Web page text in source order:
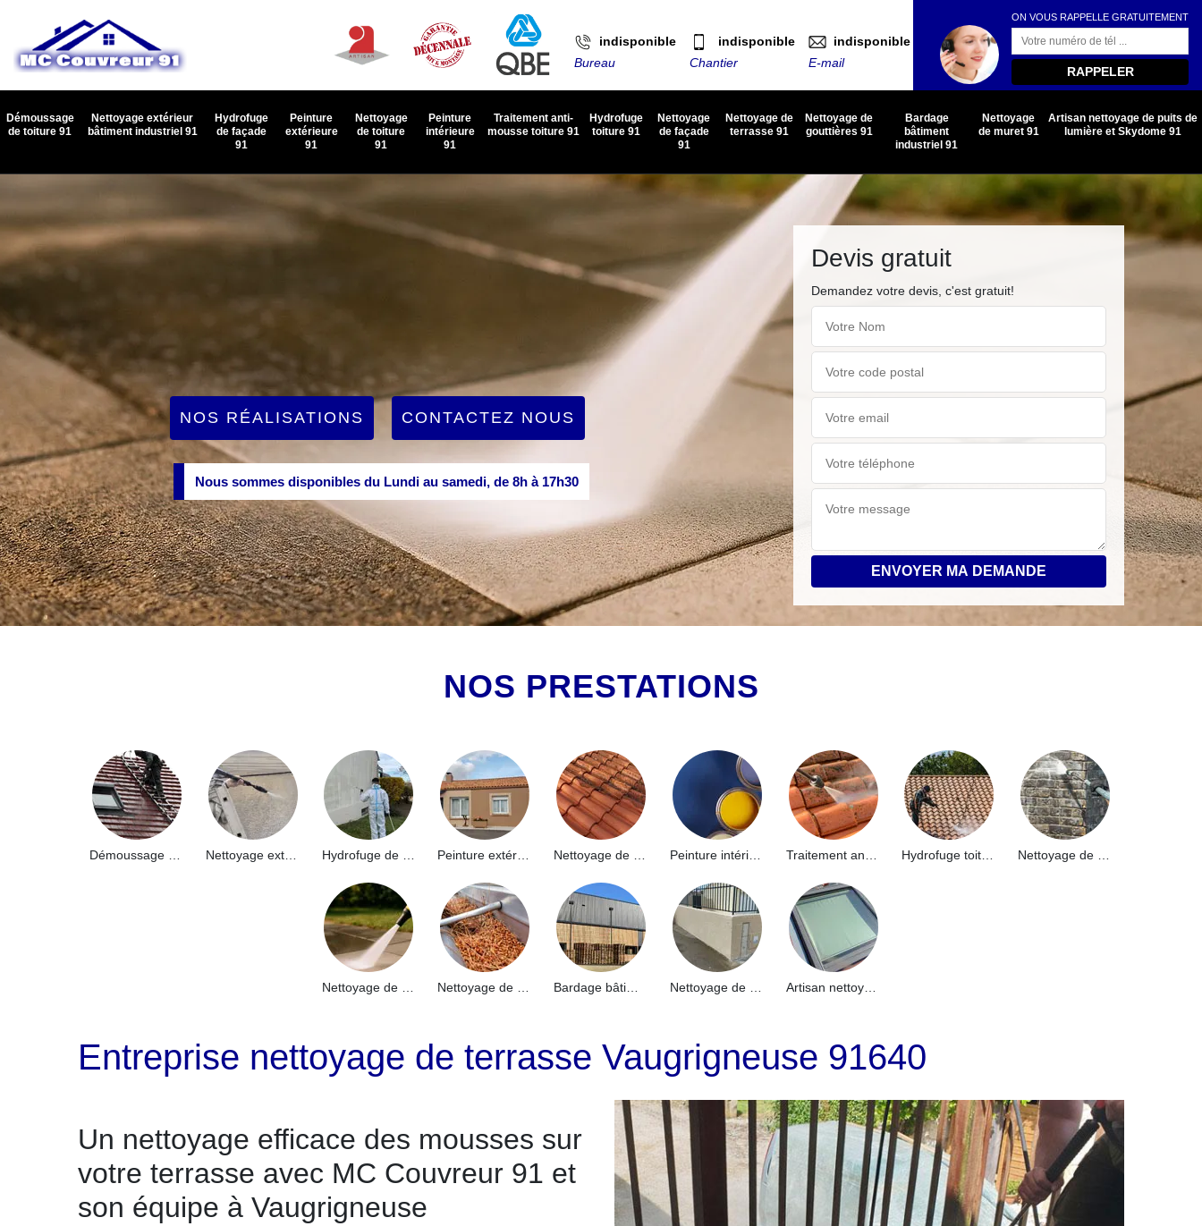
indisponible
Bureau
indisponible
Chantier
indisponible
E-mail
ON VOUS RAPPELLE GRATUITEMENT
Démoussage
de toiture 91
Nettoyage extérieur
bâtiment industriel 91
Hydrofuge
de façade
91
Peinture
extérieure
91
Nettoyage
de toiture
91
Peinture
intérieure
91
Traitement anti-
mousse toiture 91
Hydrofuge
toiture 91
Nettoyage
de façade
91
Nettoyage de
terrasse 91
Nettoyage de
gouttières 91
Bardage
bâtiment
industriel 91
Nettoyage
de muret 91
Artisan nettoyage de puits de
lumière et Skydome 91
NOS RÉALISATIONS CONTACTEZ NOUS
Nous sommes disponibles du Lundi au samedi, de 8h à 17h30
Devis gratuit
Demandez votre devis, c'est gratuit!
NOS PRESTATIONS
Nettoyage extérieur bâtiment industriel 91 Peinture intérieure 91
Artisan nettoyage de puits de lumière et Skydome 91
Entreprise nettoyage de terrasse Vaugrigneuse 91640
Un nettoyage efficace des mousses sur
votre terrasse avec MC Couvreur 91 et
son équipe à Vaugrigneuse